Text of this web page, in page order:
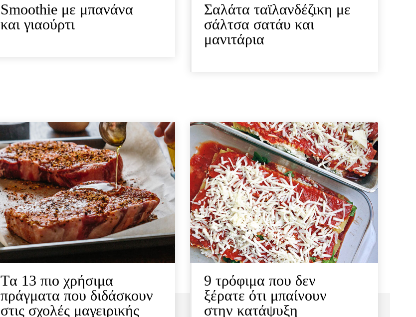
Smoothie με μπανάνα
και γιαούρτι
Σαλάτα ταϊλανδέζικη με
σάλτσα σατάυ και
μανιτάρια
Tα 13 πιο χρήσιμα
πράγματα που διδάσκουν
στις σχολές μαγειρικής
9 τρόφιμα που δεν
ξέρατε ότι μπαίνουν
στην κατάψυξη